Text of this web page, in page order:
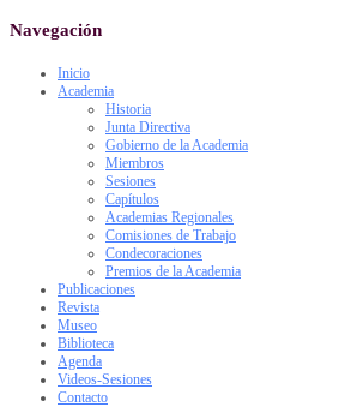
Navegación
Inicio
Academia
Historia
Junta Directiva
Gobierno de la Academia
Miembros
Sesiones
Capítulos
Academias Regionales
Comisiones de Trabajo
Condecoraciones
Premios de la Academia
Publicaciones
Revista
Museo
Biblioteca
Agenda
Videos-Sesiones
Contacto